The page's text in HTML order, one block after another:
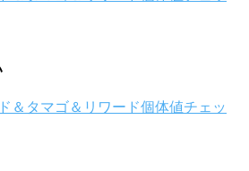
＆タマゴ＆リワード個体値チェッ